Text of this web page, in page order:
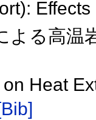
よる高温
Heat